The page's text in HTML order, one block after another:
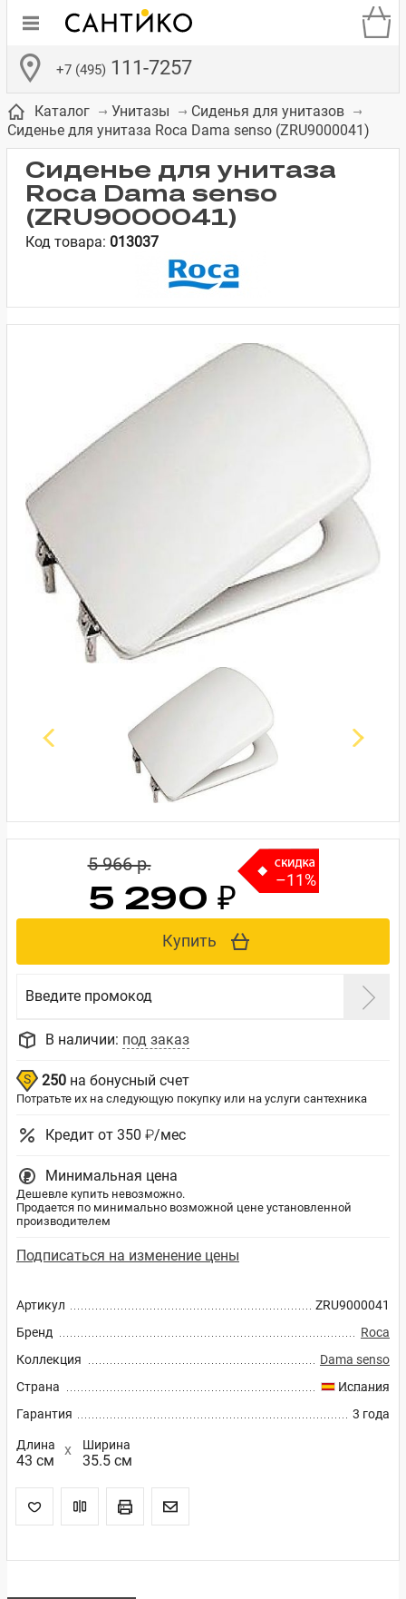
+7 (495) 111-7257
Бачки для
унитазов
Сиденья для
унитазов
Смесители для
встраиваемых
Зеркало-шкаф
Полки в ванную
Каталог Унитазы
Сиденья для унитазов
Сиденье для унитаза Roca Dama senso (ZRU9000041)
Сиденье для унитаза
Roca Dama senso
(ZRU9000041)
Код товара: 013037
Артикул
ZRU9000041
Бренд
Roca
Коллекция
Dama senso
Страна
Испания
Гарантия
3 годa
Длина
43 см
Ширина
35.5 см
5 966 p.
–11%
5 290 ₽
Купить
Введите промокод
В наличии: под заказ
250 на бонусный счет
Потратьте их на следующую покупку или на услуги сантехника
Кредит от 350 ₽/мес
Минимальная цена
Дешевле купить невозможно.
Продается по минимально возможной цене установленной
производителем
Подписаться на изменение цены